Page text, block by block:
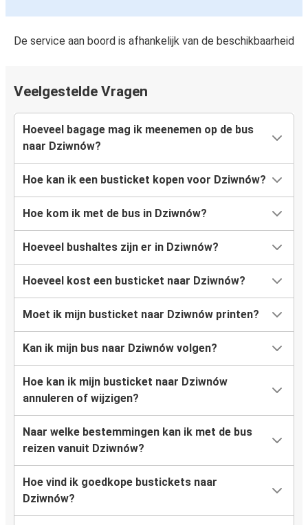
De service aan boord is afhankelijk van de beschikbaarheid
Veelgestelde Vragen
Hoeveel bagage mag ik meenemen op de bus
naar Dziwnów?
Hoe kan ik een busticket kopen voor Dziwnów?
Hoe kom ik met de bus in Dziwnów?
Hoeveel bushaltes zijn er in Dziwnów?
Hoeveel kost een busticket naar Dziwnów?
Moet ik mijn busticket naar Dziwnów printen?
Kan ik mijn bus naar Dziwnów volgen?
Hoe kan ik mijn busticket naar Dziwnów
annuleren of wijzigen?
Naar welke bestemmingen kan ik met de bus
reizen vanuit Dziwnów?
Hoe vind ik goedkope bustickets naar
Dziwnów?